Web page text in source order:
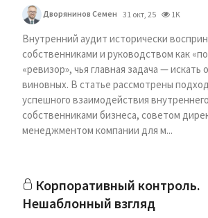
Дворянинов Семен 31 окт, 25 1K
Внутренний аудит исторически
собственниками и руководством как
«ревизор», чья главная задача —
виновных. В статье рассмотрены
успешного взаимодействия
собственниками бизнеса, советом
менеджментом компании для м...
Корпоративный контроль.
Нешаблонный взгляд